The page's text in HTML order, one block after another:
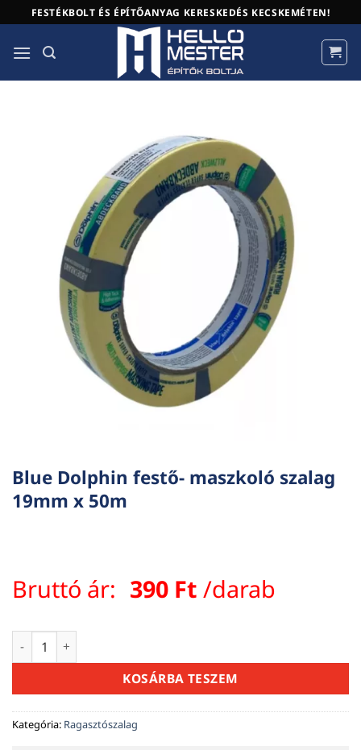
to
content
FESTÉKBOLT ÉS ÉPÍTŐANYAG KERESKEDÉS KECSKEMÉTEN!
Blue Dolphin festő- maszkoló szalag
19mm x 50m
Bruttó ár: 390 Ft /darab
Blue Dolphin festő- maszkoló szalag 19mm x 50m mennyiség
KOSÁRBA TESZEM
Kategória: Ragasztószalag